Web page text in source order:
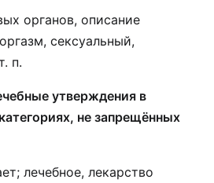
органов, описание
сексуальный,
п.
утверждения в
не запрещённых
лечебное, лекарство